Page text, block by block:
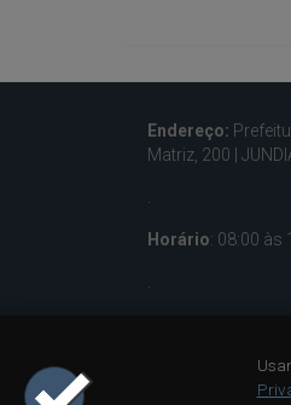
Endereço:
Matriz, 200 |
Horário: 08:00 às